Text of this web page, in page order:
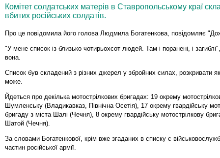
Комітет солдатських матерів в Ставропольському краї
вбитих російських солдатів.
Про це повідомила його голова Людмила Богатенкова, повідомляє
"У мене список із близько чотирьохсот людей. Там і поранені, і
вона.
Список був складений з різних джерел у збройних силах, розкривати
може.
Йдеться про декілька мотострілкових бригадах: 19 окрему
Шумленську (Владикавказ, Північна Осетія), 17 окрему гвардійську
бригаду з міста Шалі (Чечня), 8 окрему гвардійську мотострілкову
Шатой (Чечня).
За словами Богатенкової, крім вже згаданих в списку є
частин російської армії.